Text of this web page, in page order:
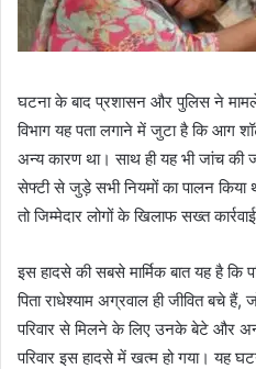
घटना के बाद प्रशासन और पुलिस ने
विभाग यह पता लगाने में जुटा है कि आग
अन्य कारण था। साथ ही यह भी जांच की
सेफ्टी से जुड़े सभी नियमों का पालन किया
तो जिम्मेदार लोगों के खिलाफ सख्त
इस हादसे की सबसे मार्मिक बात यह है
पिता राधेश्याम अग्रवाल ही जीवित बचे
परिवार से मिलने के लिए उनके बेटे और
परिवार इस हादसे में खत्म हो गया। यह